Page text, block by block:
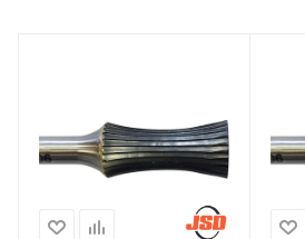
Диаметр хвостовика,
мм
6
10
мм
6
20